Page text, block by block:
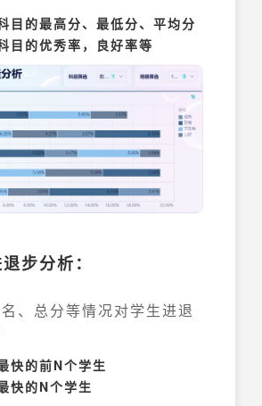
目的最高分、最低分、平均分
目的优秀率，良好率等
步分析：
、总分等情况对学生进退
快的前N个学生
快的N个学生